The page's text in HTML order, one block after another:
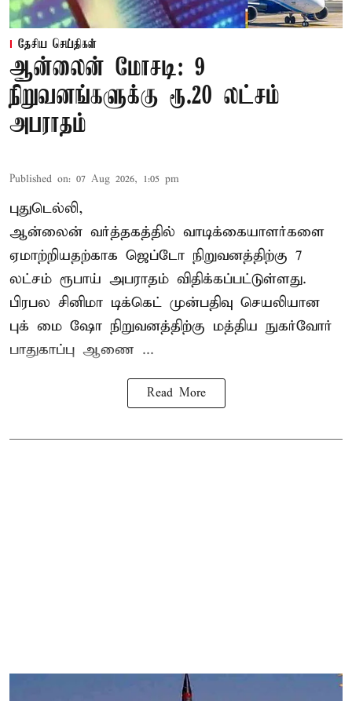
தேசிய செய்திகள்
ஆன்லைன் மோசடி: 9
நிறுவனங்களுக்கு ரூ.20 லட்சம்
அபராதம்
Published on: 07 Aug 2026, 1:05 pm
புதுடெல்லி,
ஆன்லைன் வர்த்தகத்தில் வாடிக்கையாளர்களை
ஏமாற்றியதற்காக ஜெப்டோ நிறுவனத்திற்கு 7
லட்சம் ரூபாய் அபராதம் விதிக்கப்பட்டுள்ளது.
பிரபல சினிமா டிக்கெட் முன்பதிவு செயலியான
புக் மை ஷோ நிறுவனத்திற்கு மத்திய நுகர்வோர்
பாதுகாப்பு ஆணை ...
Read More